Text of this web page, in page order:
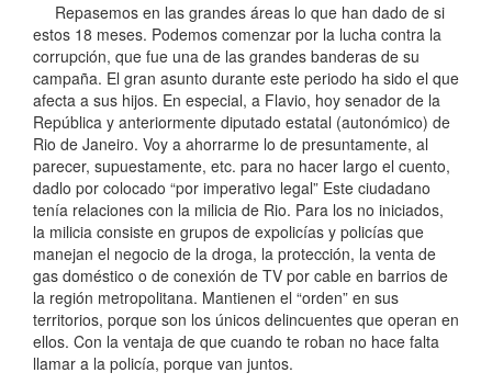
Repasemos en las grandes áreas lo que han dado de si
estos 18 meses. Podemos comenzar por la lucha contra la
corrupción, que fue una de las grandes banderas de su
campaña. El gran asunto durante este periodo ha sido el que
afecta a sus hijos. En especial, a Flavio, hoy senador de la
República y anteriormente diputado estatal (autonómico) de
Rio de Janeiro. Voy a ahorrarme lo de presuntamente, al
parecer, supuestamente, etc. para no hacer largo el cuento,
dadlo por colocado “por imperativo legal” Este ciudadano
tenía relaciones con la milicia de Rio. Para los no iniciados,
la milicia consiste en grupos de expolicías y policías que
manejan el negocio de la droga, la protección, la venta de
gas doméstico o de conexión de TV por cable en barrios de
la región metropolitana. Mantienen el “orden” en sus
territorios, porque son los únicos delincuentes que operan en
ellos. Con la ventaja de que cuando te roban no hace falta
llamar a la policía, porque van juntos.